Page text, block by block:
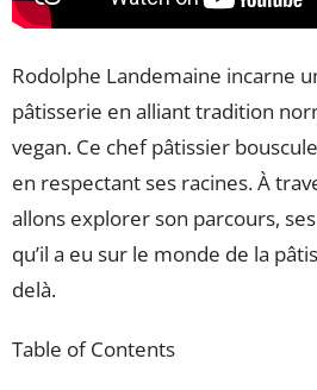
Rodolphe Landemaine incarne
pâtisserie en alliant tradition
vegan. Ce chef pâtissier
en respectant ses racines. À
allons explorer son parcours,
qu’il a eu sur le monde de la
delà.
Table of Contents